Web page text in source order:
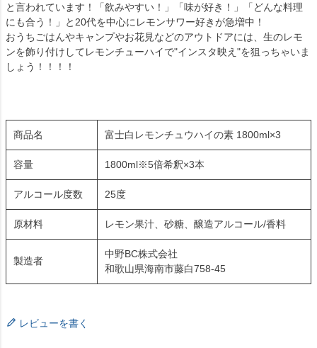
と言われています！「飲みやすい！」「味が好き！」「どんな料理
にも合う！」と20代を中心にレモンサワー好きが急増中！
おうちごはんやキャンプやお花見などのアウトドアには、生のレモ
ンを飾り付けしてレモンチューハイで"インスタ映え"を狙っちゃいま
しょう！！！！
商品名 富士白レモンチュウハイの素 1800ml×3
容量 1800ml※5倍希釈×3本
アルコール度数 25度
原材料 レモン果汁、砂糖、醸造アルコール/香料
製造者
中野BC株式会社
和歌山県海南市藤白758-45
レビューを書く